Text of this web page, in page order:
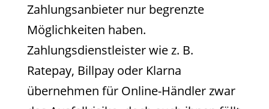
Zahlungsanbieter nur begrenzte
Möglichkeiten haben.
Zahlungsdienstleister wie z. B.
Ratepay, Billpay oder Klarna
übernehmen für Online-Händler zwar